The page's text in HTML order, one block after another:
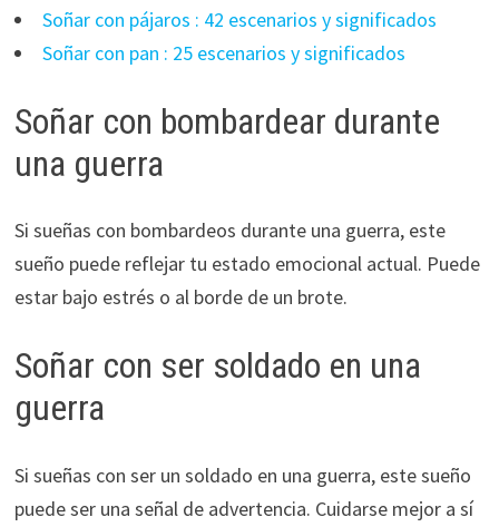
Soñar con pájaros : 42 escenarios y significados
Soñar con pan : 25 escenarios y significados
Soñar con bombardear durante
una guerra
Si sueñas con bombardeos durante una guerra, este
sueño puede reflejar tu estado emocional actual. Puede
estar bajo estrés o al borde de un brote.
Soñar con ser soldado en una
guerra
Si sueñas con ser un soldado en una guerra, este sueño
puede ser una señal de advertencia. Cuidarse mejor a sí